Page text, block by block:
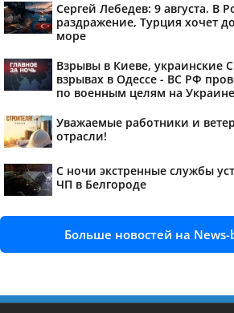
Сергей Лебедев: 9 августа. В
раздражение, Турция хочет
море
Взрывы в Киеве, украинские
взрывах в Одессе - ВС РФ
по военным целям на Украине
Уважаемые работники и
отрасли!
С ночи экстренные службы
ЧП в Белгороде
Больше новостей на News-